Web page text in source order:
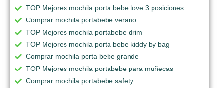
TOP Mejores mochila porta bebe love 3 posiciones
Comprar mochila portabebe verano
TOP Mejores mochila portabebe drim
TOP Mejores mochila porta bebe kiddy by bag
Comprar mochila porta bebe grande
TOP Mejores mochila portabebe para muñecas
Comprar mochila portabebe safety